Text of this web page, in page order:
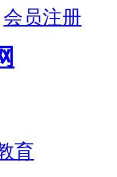
会员注册
育